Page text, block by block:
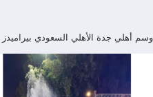
وسم أهلي جدة الأهلي السعودي بيراميدز